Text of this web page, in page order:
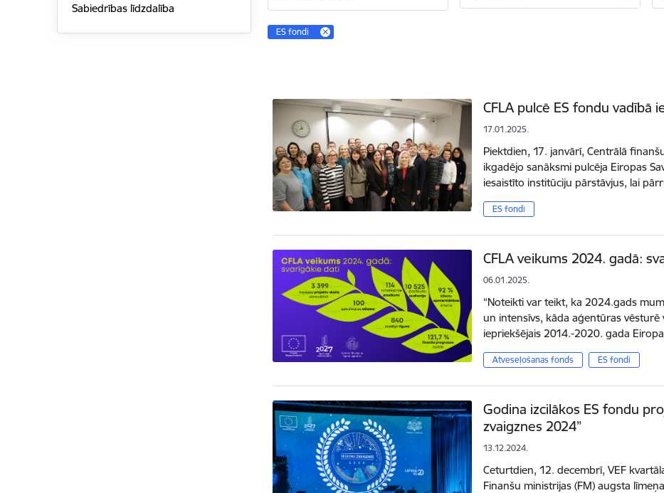
Sabiedrības līdzdalība
ES fondi
CFLA pulcē ES fondu vadībā
17.01.2025.
Piektdien, 17. janvārī, Centrālā
ikgadējo sanāksmi pulcēja Eiropas
iesaistīto institūciju pārstāvjus, lai
ES fondi
CFLA veikums 2024. gadā:
06.01.2025.
“Noteikti var teikt, ka 2024.gads
un intensīvs, kāda aģentūras vēsturē
iepriekšējais 2014.-2020. gada
Atveseļošanas fonds ES fondi
Godina izcilākos ES fondu
zvaigznes 2024”
13.12.2024.
Ceturtdien, 12. decembrī, VEF
Finanšu ministrijas (FM) augsta